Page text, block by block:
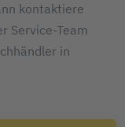
kontaktiere
Service-Team
in